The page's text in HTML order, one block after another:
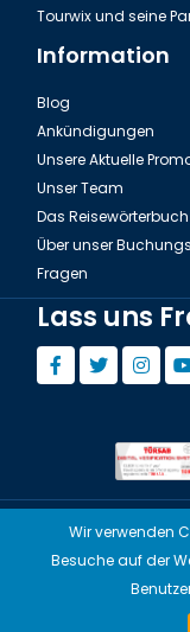
Tourwix und seine
Information
Blog
Ankündigungen
Unsere Aktuelle
Unser Team
Das Reisewörterbuch
Über unser
Fragen
Lass uns
©
Artmodern
Wir verwenden
Besuche auf der